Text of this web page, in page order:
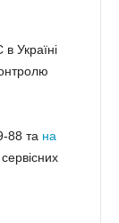
Україні
88 та на